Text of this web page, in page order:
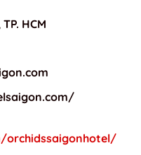
HCM
orchidssaigonhotel/